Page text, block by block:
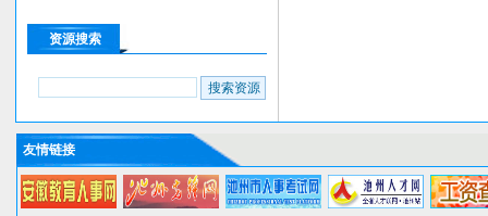
资源搜索
友情链接